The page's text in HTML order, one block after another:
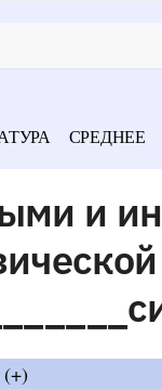
СРЕДНЕЕ
и
(+)